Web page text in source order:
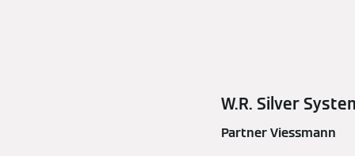
W.R. Silver
Partner Viessmann